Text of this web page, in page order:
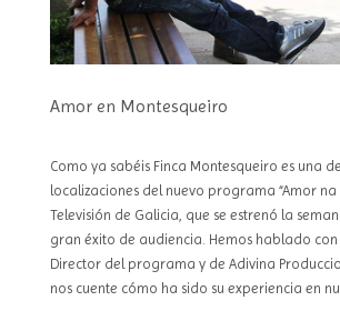
Amor en Montesqueiro
Como ya sabéis Finca Montesqueiro es una
localizaciones del nuevo programa “Amor na
Televisión de Galicia, que se estrenó la
gran éxito de audiencia. Hemos hablado
Director del programa y de Adivina
nos cuente cómo ha sido su experiencia en